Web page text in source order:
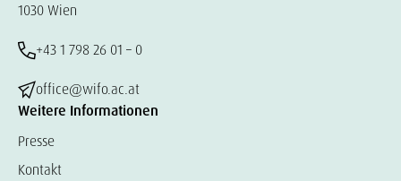
1030 Wien
+43 1 798 26 01 – 0
office@wifo.ac.at
Weitere Informationen
Presse
Kontakt